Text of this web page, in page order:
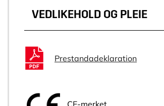
VEDLIKEHOLD OG PLEIE
Prestandadeklaration